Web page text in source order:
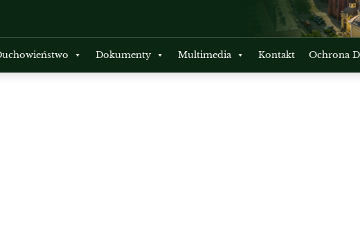
Dokumenty Multimedia Kontakt Ochrona